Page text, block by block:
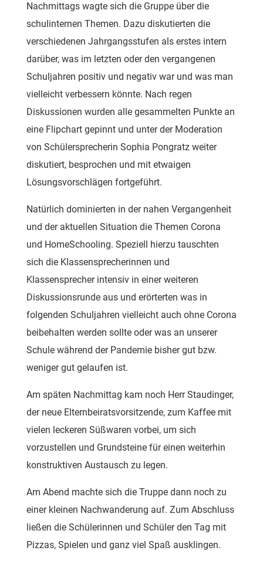
Nachmittags wagte sich die Gruppe über die
schulinternen Themen. Dazu diskutierten die
verschiedenen Jahrgangsstufen als erstes intern
darüber, was im letzten oder den vergangenen
Schuljahren positiv und negativ war und was man
vielleicht verbessern könnte. Nach regen
Diskussionen wurden alle gesammelten Punkte an
eine Flipchart gepinnt und unter der Moderation
von Schülersprecherin Sophia Pongratz weiter
diskutiert, besprochen und mit etwaigen
Lösungsvorschlägen fortgeführt.
Natürlich dominierten in der nahen Vergangenheit
und der aktuellen Situation die Themen Corona
und HomeSchooling. Speziell hierzu tauschten
sich die Klassensprecherinnen und
Klassensprecher intensiv in einer weiteren
Diskussionsrunde aus und erörterten was in
folgenden Schuljahren vielleicht auch ohne Corona
beibehalten werden sollte oder was an unserer
Schule während der Pandemie bisher gut bzw.
weniger gut gelaufen ist.
Am späten Nachmittag kam noch Herr Staudinger,
der neue Elternbeiratsvorsitzende, zum Kaffee mit
vielen leckeren Süßwaren vorbei, um sich
vorzustellen und Grundsteine für einen weiterhin
konstruktiven Austausch zu legen.
Am Abend machte sich die Truppe dann noch zu
einer kleinen Nachwanderung auf. Zum Abschluss
ließen die Schülerinnen und Schüler den Tag mit
Pizzas, Spielen und ganz viel Spaß ausklingen.